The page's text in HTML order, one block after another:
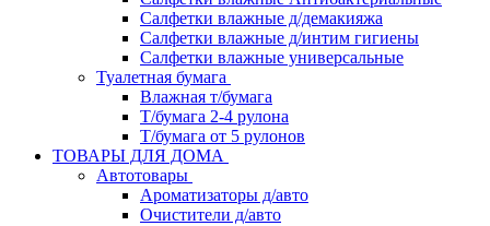
Салфетки влажные д/демакияжа
Салфетки влажные д/интим гигиены
Салфетки влажные универсальные
Туалетная бумага
Влажная т/бумага
Т/бумага 2-4 рулона
Т/бумага от 5 рулонов
ТОВАРЫ ДЛЯ ДОМА
Автотовары
Ароматизаторы д/авто
Очистители д/авто